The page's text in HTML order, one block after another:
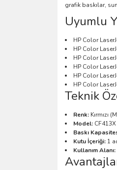
grafik baskılar,
Uyumlu
HP Color
HP Color
HP Color
HP Color
HP Color
HP Color
Teknik
Renk: Kırmızı
Model:
Baskı
Kutu İçeriği: 1
Kullanım Alanı: